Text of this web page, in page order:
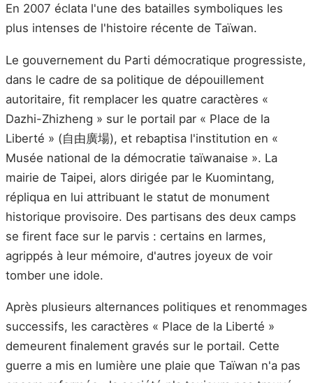
En 2007 éclata l'une des batailles symboliques les
plus intenses de l'histoire récente de Taïwan.
Le gouvernement du Parti démocratique progressiste,
dans le cadre de sa politique de dépouillement
autoritaire, fit remplacer les quatre caractères «
Dazhi-Zhizheng » sur le portail par « Place de la
Liberté » (自由廣場), et rebaptisa l'institution en «
Musée national de la démocratie taïwanaise ». La
mairie de Taipei, alors dirigée par le Kuomintang,
répliqua en lui attribuant le statut de monument
historique provisoire. Des partisans des deux camps
se firent face sur le parvis : certains en larmes,
agrippés à leur mémoire, d'autres joyeux de voir
tomber une idole.
Après plusieurs alternances politiques et renommages
successifs, les caractères « Place de la Liberté »
demeurent finalement gravés sur le portail. Cette
guerre a mis en lumière une plaie que Taïwan n'a pas